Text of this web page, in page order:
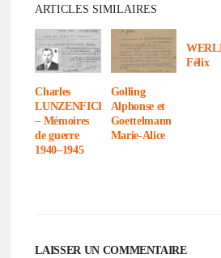
ARTICLES SIMILAIRES
Charles
LUNZENFICHTER
– Mémoires
de guerre
1940–1945
Golling
Alphonse et
Goet­tel­mann
Marie-Alice
Félix
LAISSER UN COMMENTAIRE